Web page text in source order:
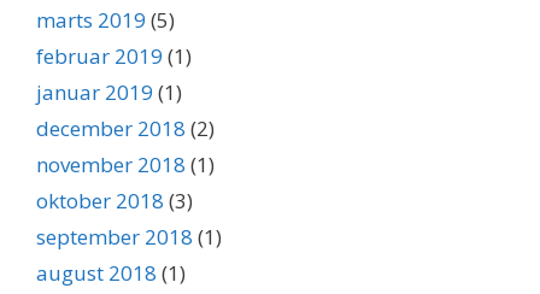
marts 2019 (5)
februar 2019 (1)
januar 2019 (1)
december 2018 (2)
november 2018 (1)
oktober 2018 (3)
september 2018 (1)
august 2018 (1)